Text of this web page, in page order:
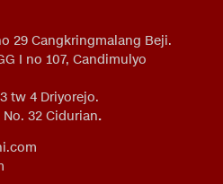
29 Cangkringmalang Beji.
I no 107, Candimulyo
tw 4 Driyorejo.
32 Cidurian.